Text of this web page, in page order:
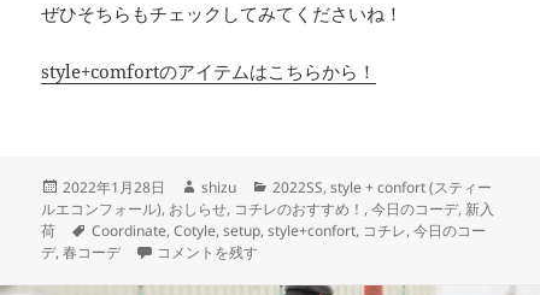
ぜひそちらもチェックしてみてくださいね！
style+comfortのアイテムはこちらから！
投
稿
日:
2022年1月28日
作
成
者
shizu
カ
テ
ゴ
2022SS,style + confort (スティー
ルエコンフォール), おしらせ, コチレのおすすめ！ ,今日のコーデ, 新入
荷
タ
グ
Coordinate,Cotyle,setup,style+confort, コチレ,今日のコー
デ,春コーデ 春のセットアップ【style+confort】 に
コメントを残す